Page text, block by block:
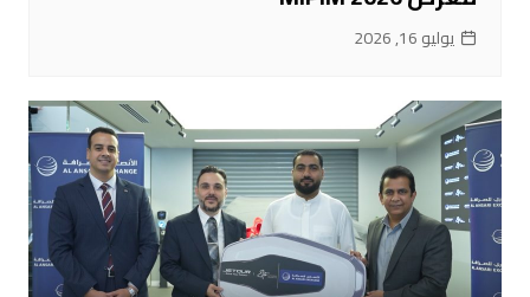
يوليو 16, 2026